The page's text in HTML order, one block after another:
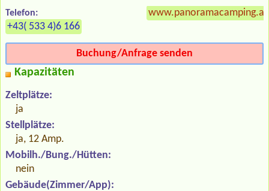
Telefon:
+43( 533 4)6 166
www.panoramacamping.at
Buchung/Anfrage senden
Kapazitäten
Zeltplätze:
ja
Stellplätze:
ja, 12 Amp.
Mobilh./Bung./Hütten:
nein
Gebäude(Zimmer/App):